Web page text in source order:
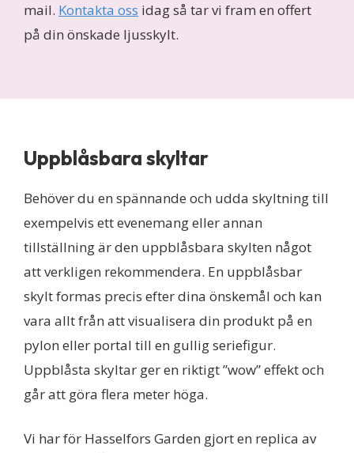
mail. Kontakta oss idag så tar vi fram en offert
på din önskade ljusskylt.
Uppblåsbara skyltar
Behöver du en spännande och udda skyltning till
exempelvis ett evenemang eller annan
tillställning är den uppblåsbara skylten något
att verkligen rekommendera. En uppblåsbar
skylt formas precis efter dina önskemål och kan
vara allt från att visualisera din produkt på en
pylon eller portal till en gullig seriefigur.
Uppblåsta skyltar ger en riktigt ”wow” effekt och
går att göra flera meter höga.
Vi har för Hasselfors Garden gjort en replica av